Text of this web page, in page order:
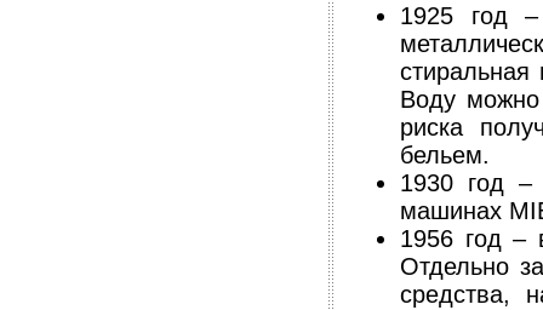
1925 год –
Воду
риска
бельем.
1930 год –
машинах
1956 год –
Отдельно
средства,